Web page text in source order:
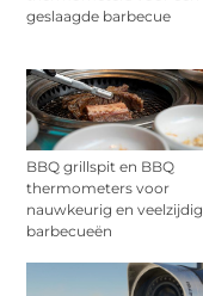
geslaagde barbecue
BBQ grillspit en BBQ
thermometers voor
nauwkeurig en veelzijdig
barbecueën